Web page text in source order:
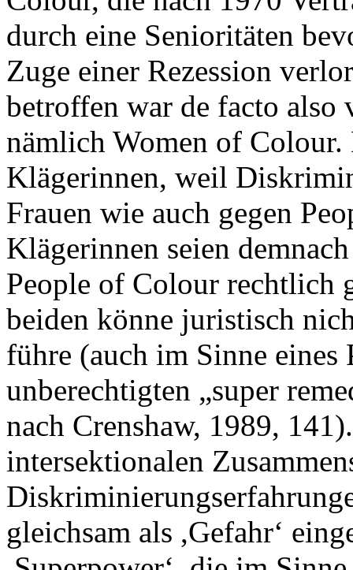
durch eine Senioritäten
Zuge einer Rezession
betroffen war de facto also
nämlich Women of Colour.
Klägerinnen, weil
Frauen wie auch gegen
Klägerinnen seien
People of Colour rechtlich
beiden könne juristisch
führe (auch im Sinne eines
unberechtigten „super
nach Crenshaw, 1989,
intersektionalen
gleichsam als ,Gefahr‘